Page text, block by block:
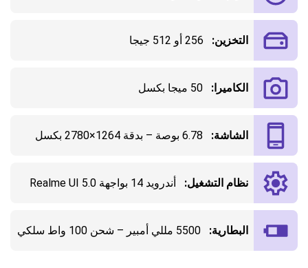
التخزين: 256 أو 512 جيجا
الكاميرا: 50 ميجا بكسل
الشاشة: 6.78 بوصة – بدقة 1264×2780 بكسل
نظام التشغيل: أندرويد 14 بواجهة Realme UI 5.0
البطارية: 5500 مللي أمبير – شحن 100 واط سلكي